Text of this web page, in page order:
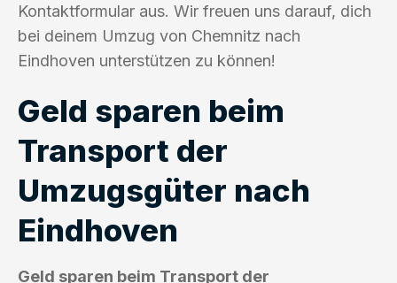
Kontaktformular aus. Wir freuen uns darauf, dich
bei deinem Umzug von Chemnitz nach
Eindhoven unterstützen zu können!
Geld sparen beim
Transport der
Umzugsgüter nach
Eindhoven
Geld sparen beim Transport der